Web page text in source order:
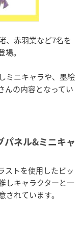
、赤羽業など7名を
。
ミニキャラや、墨絵
んの内容となってい
パネル&ミニキャ
ストを使用したビッ
しキャラクターと一
れています。